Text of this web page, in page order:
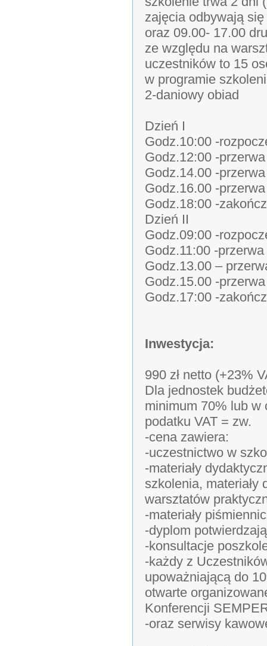
zajęcia odbywają
oraz 09.00- 17.00
ze względu na
uczestników to 15
w programie
2-daniowy obiad
Dzień I
Godz.10:00 -
Godz.12:00 -
Godz.14.00 -
Godz.16.00 -
Godz.18:00 -
Dzień II
Godz.09:00 -
Godz.11:00 -
Godz.13.00 –
Godz.15.00 -
Godz.17:00 -
Inwestycja:
990 zł netto (+23%
Dla jednostek
minimum 70% lub w
podatku VAT = zw.
-cena zawiera:
-uczestnictwo w
-materiały
szkolenia, materiały
warsztatów
-materiały
-dyplom
-konsultacje
-każdy z
upoważniającą do
otwarte
Konferencji
-oraz serwisy